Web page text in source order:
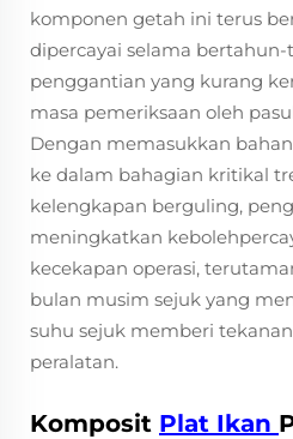
komponen getah ini terus
dipercayai selama
penggantian yang kurang
masa pemeriksaan oleh
Dengan memasukkan
ke dalam bahagian kritikal
kelengkapan berguling,
meningkatkan
kecekapan operasi,
bulan musim sejuk yang
suhu sejuk memberi
peralatan.
Komposit Plat Ikan